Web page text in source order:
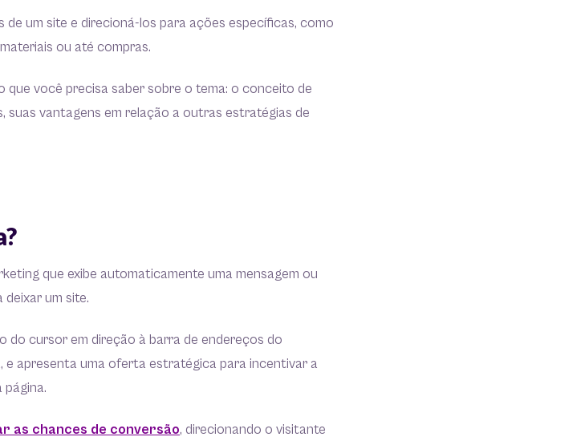
um site e direcioná-los para ações específicas, como
ou até compras.
que você precisa saber sobre o tema: o conceito de
suas vantagens em relação a outras estratégias de
que exibe automaticamente uma mensagem ou
um site.
do cursor em direção à barra de endereços do
e apresenta uma oferta estratégica para incentivar a
as chances de conversão, direcionando o visitante